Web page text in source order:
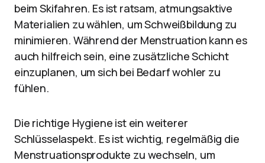
beim Skifahren. Es ist ratsam, atmungsaktive
Materialien zu wählen, um Schweißbildung zu
minimieren. Während der Menstruation kann es
auch hilfreich sein, eine zusätzliche Schicht
einzuplanen, um sich bei Bedarf wohler zu
fühlen.
Die richtige Hygiene ist ein weiterer
Schlüsselaspekt. Es ist wichtig, regelmäßig die
Menstruationsprodukte zu wechseln, um